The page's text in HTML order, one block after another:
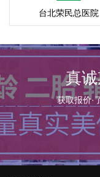
台北荣民总医院
真
获取报价·